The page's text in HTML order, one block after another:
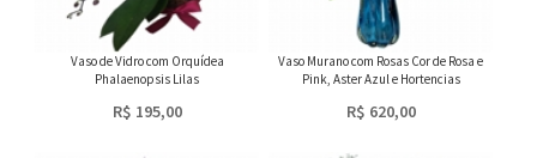
Vaso de Vidro com Orquídea
Phalaenopsis Lilas
R$ 195,00
Vaso Murano com Rosas Cor de Rosa e
Pink, Aster Azul e Hortencias
R$ 620,00